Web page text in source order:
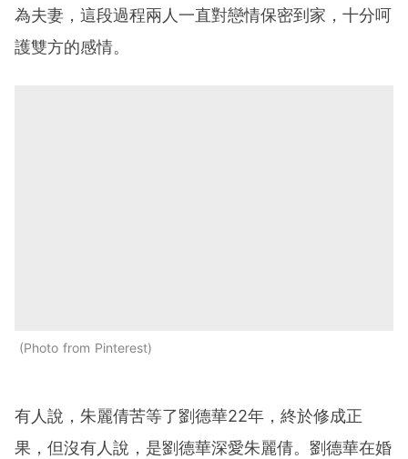
為夫妻，這段過程兩人一直對戀情保密到家，十分呵
護雙方的感情。
Photo from Pinterest
有人說，朱麗倩苦等了劉德華22年，終於修成正
果，但沒有人說，是劉德華深愛朱麗倩。劉德華在婚